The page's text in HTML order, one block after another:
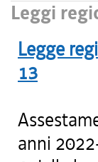
Leggi
Legge
13
anni